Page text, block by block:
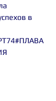
в
#ПЛАВА